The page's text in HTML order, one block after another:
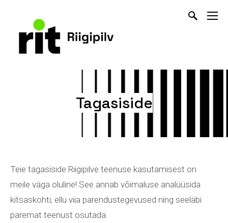
Tagasiside
Teie tagasiside Riigipilve teenuse kasutamisest on
meile väga oluline! See annab võimaluse analüüsida
kitsaskohti, ellu viia parendustegevused ning seeläbi
paremat teenust osutada.